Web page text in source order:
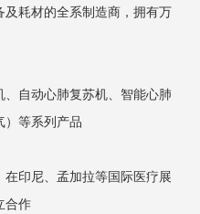
耗材的全系制造商，拥有万
自动心肺复苏机、智能心肺
）等系列产品
印尼、孟加拉等国际医疗展
合作